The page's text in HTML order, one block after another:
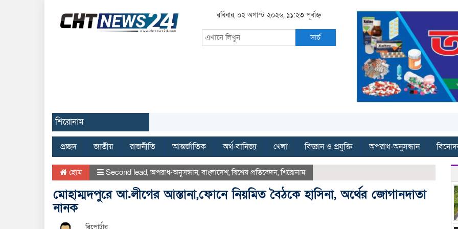
রবিবার, ০২ অগাস্ট ২০২৬, ১১:২৩ পূর্বাহ্ন
সার্চ
শিরোনাম
প্রচ্ছদ জাতীয় রাজনীতি আন্তর্জাতিক অর্থ-বানিজ্য খেলা বিজ্ঞান ও প্রযুক্তি অপরাধ-অনুসন্ধান
হোম Second lead,অপরাধ-অনুসন্ধান,বাংলাদেশ,বিশেষ প্রতিবেদন,শিরোনাম
মোহাম্মদপুরে আ.লীগের আস্তানা,ফোনে নিয়মিত বৈঠকে হাসিনা, অর্থের জোগানদাতা
নানক